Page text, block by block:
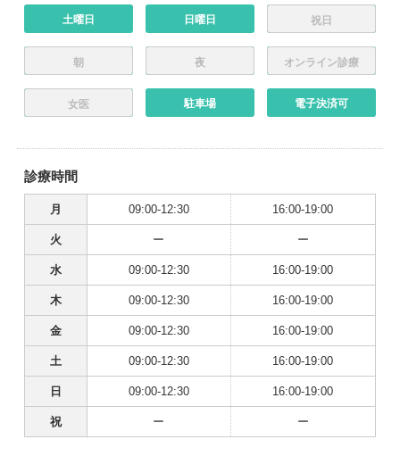
土曜日 日曜日 祝日
朝 夜 オンライン診療
女医 駐車場 電子決済可
診療時間
月 09:00-12:30 16:00-19:00
火 ー ー
水 09:00-12:30 16:00-19:00
木 09:00-12:30 16:00-19:00
金 09:00-12:30 16:00-19:00
土 09:00-12:30 16:00-19:00
日 09:00-12:30 16:00-19:00
祝 ー ー